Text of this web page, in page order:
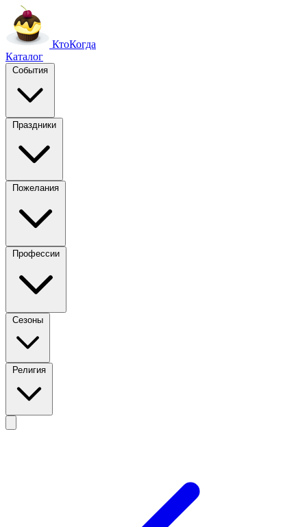
КтоКогда
Каталог
События
Праздники
Пожелания
Профессии
Сезоны
Религия